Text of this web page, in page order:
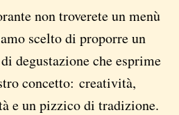
non troverete un menù
scelto di proporre un
degustazione che esprime
concetto: creatività,
e un pizzico di tradizione.